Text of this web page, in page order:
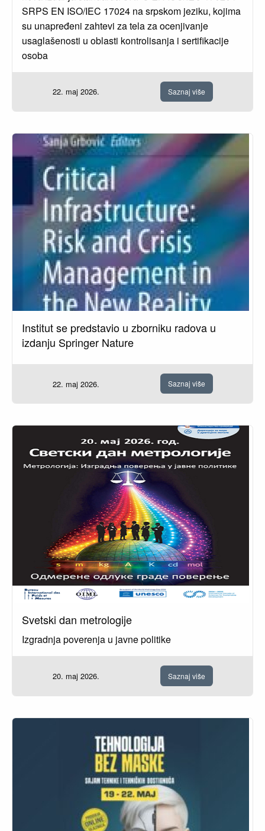
SRPS EN ISO/IEC 17024 na srpskom jeziku, kojima
su unapređeni zahtevi za tela za ocenjivanje
usaglašenosti u oblasti kontrolisanja i sertifikacije
osoba
22. maj 2026. Saznaj više
Institut se predstavio u zborniku radova u
izdanju Springer Nature
22. maj 2026. Saznaj više
Svetski dan metrologije
Izgradnja poverenja u javne politike
20. maj 2026. Saznaj više